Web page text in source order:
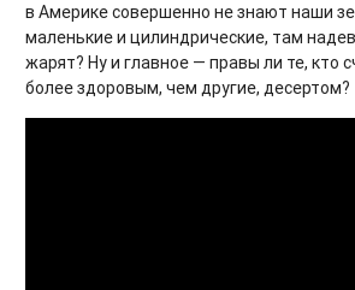
в Америке совершенно не знают наши
маленькие и цилиндрические, там
жарят? Ну и главное — правы ли те, кто
более здоровым, чем другие, десертом?